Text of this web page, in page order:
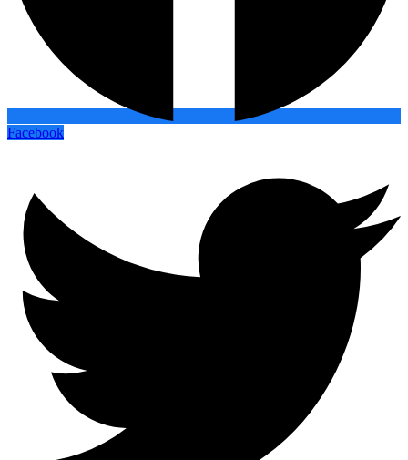
Facebook